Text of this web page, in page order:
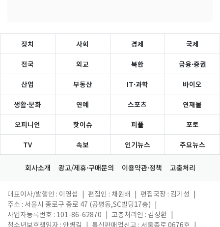
정치 사회 경제 국제
전국 외교 북한 금융·증권
산업 부동산 IT·과학 바이오
생활·문화 연예 스포츠 연재물
오피니언 핫이슈 피플 포토
TV 속보 인기뉴스 주요뉴스
회사소개 광고/제휴·구매문의 이용약관·정책 고충처리
대표이사/발행인 : 이영섭 편집인 : 채원배 편집국장 : 김기성
주소 : 서울시 종로구 종로 47 (공평동,SC빌딩17층)
사업자등록번호 : 101-86-62870
고충처리인 : 김성환
청소년보호책임자 : 안병길
통신판매업신고 : 서울종로 0676호